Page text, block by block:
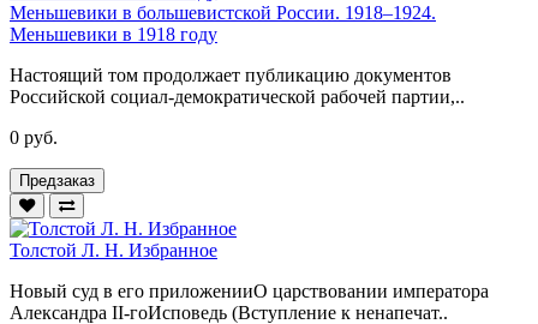
Меньшевики в большевистской России. 1918–1924.
Меньшевики в 1918 году
Настоящий том продолжает публикацию документов
Российской социал-демократической рабочей партии,..
0 руб.
Предзаказ
Толстой Л. Н. Избранное
Новый суд в его приложенииО царствовании императора
Александра II-гоИсповедь (Вступление к ненапечат..